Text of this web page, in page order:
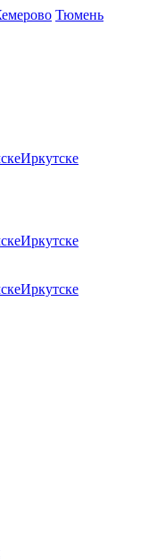
Тюмень
Иркутске
Иркутске
Иркутске